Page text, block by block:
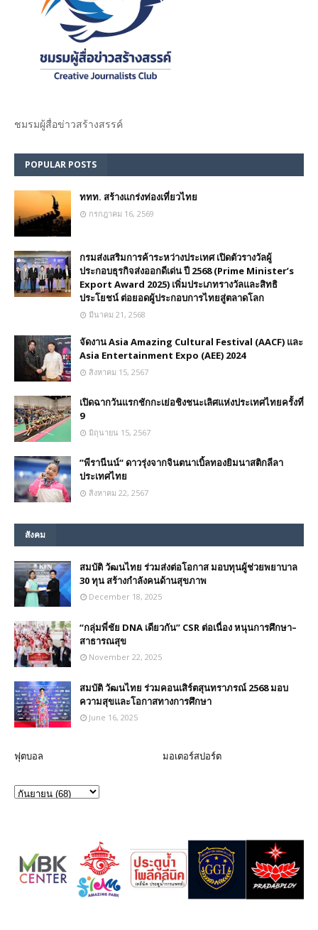
ชมรม​ผู้สื่อข่าวสร้างสรรค์​
POPULAR POSTS
ททท. สร้างแกร่งท่องเที่ยวไทย
กรกฎาคม 16, 2569
กรมส่งเสริมการค้าระหว่างประเทศ เปิดตัวรางวัลผู้
ประกอบธุรกิจส่งออกดีเด่น ปี 2568 (Prime Minister’s
Export Award 2025) เพิ่มประเภทรางวัลและสิทธิ
ประโยชน์ ต่อยอดผู้ประกอบการไทยสู่ตลาดโลก
มีนาคม 21, 2568
จัดงาน Asia Amazing Cultural Festival (AACF) และ
Asia Entertainment Expo (AEE) 2024
สิงหาคม 15, 2567
เปิดฉากวันแรกชักกะเย่อชิงชนะเลิศแห่งประเทศไทยครั้งที่
9
มิถุนายน 15, 2567
”พีรานีนน์“​ ดาวรุ่งจากจินตนาเบิ้ลทองยิมนาสติกลีลา
ประเทศไทย
สิงหาคม 22, 2567
สังคม
สมบัติ วัฒนไทย ร่วมส่งต่อโอกาส มอบทุนผู้ช่วยพยาบาล
30 ทุน สร้างกำลังคนด้านสุขภาพ
December 18, 2025
“กลุ่มพี่ชัย DNA เดียวกัน” CSR ต่อเนื่อง หนุนการศึกษา–
สาธารณสุข
November 22, 2025
สมบัติ วัฒนไทย ร่วมคอนเสิร์ตสุนทราภรณ์ 2568 มอบ
ความสุขและโอกาสทางการศึกษา
June 16, 2025
ฟุตบอล มอเตอร์สปอร์ต